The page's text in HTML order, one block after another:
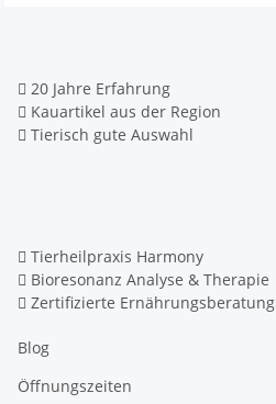
20 Jahre Erfahrung
Kauartikel aus der Region
Tierisch gute Auswahl
Tierheilpraxis Harmony
Bioresonanz Analyse & Therapie
Zertifizierte Ernährungsberatung
Blog
Öffnungszeiten